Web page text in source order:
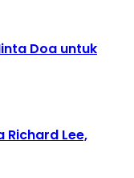
Doa untuk
Richard Lee,